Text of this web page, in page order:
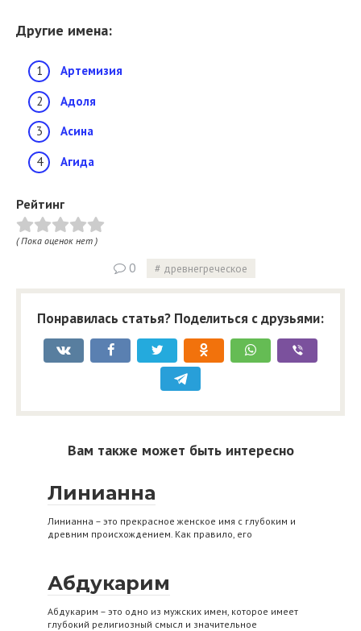
Другие имена:
Артемизия
Адоля
Асина
Агида
Рейтинг
( Пока оценок нет )
0 древнегреческое
Понравилась статья? Поделиться с друзьями:
Вам также может быть интересно
Линианна
Линианна – это прекрасное женское имя с глубоким и
древним происхождением. Как правило, его
Абдукарим
Абдукарим – это одно из мужских имен, которое имеет
глубокий религиозный смысл и значительное